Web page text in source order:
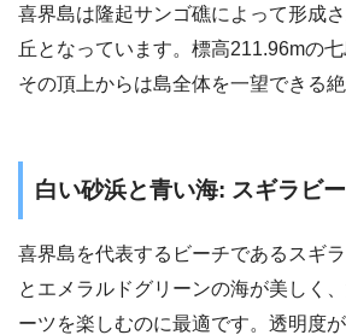
喜界島は隆起サンゴ礁によって形成
丘となっています。標高211.96mの七
その頂上からは島全体を一望できる
白い砂浜と青い海: スギラビ
喜界島を代表するビーチであるスギ
とエメラルドグリーンの海が美しく
ーツを楽しむのに最適です。透明度